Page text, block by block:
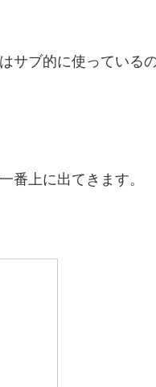
サブ的に使っている
番上に出てきます。